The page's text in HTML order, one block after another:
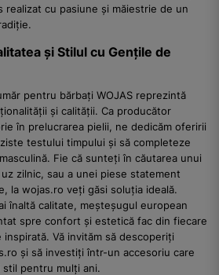
realizat cu pasiune și măiestrie de un
și Stilul cu Gențile de
pentru bărbați WOJAS reprezintă
și calității. Ca producător
în prelucrarea pielii, ne dedicăm oferirii
testului timpului și să completeze
Fie că sunteți în căutarea unui
zilnic, sau a unei piese statement
la wojas.ro veți găsi soluția ideală.
înaltă calitate, meșteșugul european
spre confort și estetică fac din fiecare
inspirată. Vă invităm să descoperiți
și să investiți într-un accesoriu care
pentru mulți ani.